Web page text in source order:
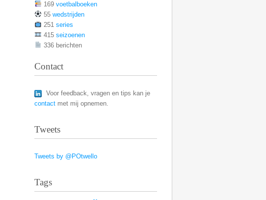
169 voetbalboeken
55 wedstrijden
251 series
415 seizoenen
336 berichten
Contact
Voor feedback, vragen en tips kan je
contact met mij opnemen.
Tweets
Tweets by @POtwello
Tags